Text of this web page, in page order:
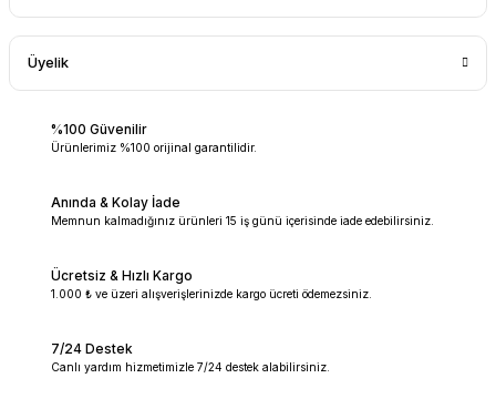
Üyelik
%100 Güvenilir
Ürünlerimiz %100 orijinal garantilidir.
Anında & Kolay İade
Memnun kalmadığınız ürünleri 15 iş günü içerisinde iade edebilirsiniz.
Ücretsiz & Hızlı Kargo
1.000 ₺ ve üzeri alışverişlerinizde kargo ücreti ödemezsiniz.
7/24 Destek
Canlı yardım hizmetimizle 7/24 destek alabilirsiniz.